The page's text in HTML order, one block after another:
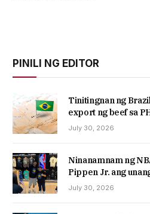
PINILI NG EDITOR
Tinitingnan ng
export ng beef sa
July 30, 2026
Ninanamnam ng
Pippen Jr. ang
July 30, 2026